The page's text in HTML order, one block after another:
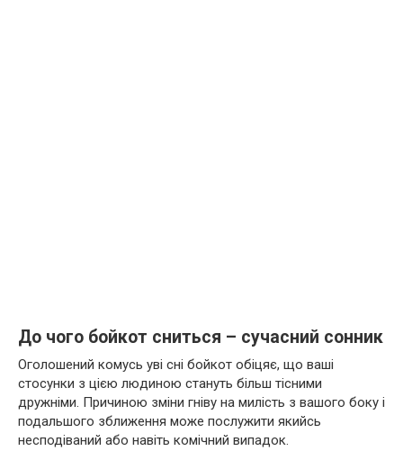
До чого бойкот сниться – сучасний сонник
Оголошений комусь уві сні бойкот обіцяє, що ваші
стосунки з цією людиною стануть більш тісними
дружніми. Причиною зміни гніву на милість з вашого боку і
подальшого зближення може послужити якийсь
несподіваний або навіть комічний випадок.